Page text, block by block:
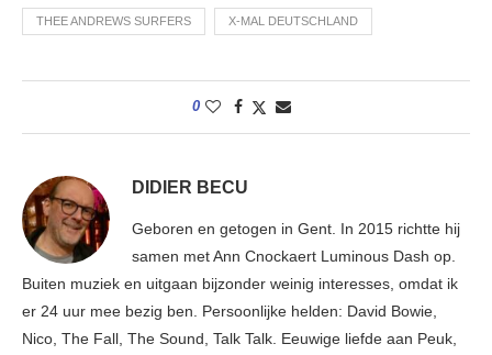
THEE ANDREWS SURFERS X-MAL DEUTSCHLAND
0
DIDIER BECU
Geboren en getogen in Gent. In 2015 richtte hij
samen met Ann Cnockaert Luminous Dash op.
Buiten muziek en uitgaan bijzonder weinig interesses, omdat ik
er 24 uur mee bezig ben. Persoonlijke helden: David Bowie,
Nico, The Fall, The Sound, Talk Talk. Eeuwige liefde aan Peuk,